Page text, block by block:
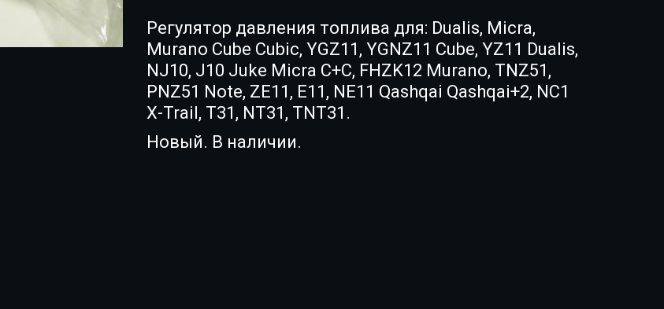
Регулятор давления топлива для: Dualis, Micra,
Murano Cube Cubic, YGZ11, YGNZ11 Cube, YZ11 Dualis,
NJ10, J10 Juke Micra C+C, FHZK12 Murano, TNZ51,
PNZ51 Note, ZE11, E11, NE11 Qashqai Qashqai+2, NC1
X-Trail, T31, NT31, TNT31.
Новый. В наличии.